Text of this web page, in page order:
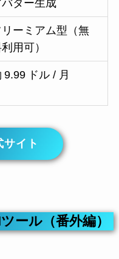
バター生成
リーミアム型（無
用可）
9.99 ドル / 月
イト
ール（番外編）